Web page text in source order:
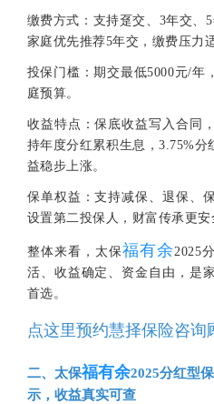
缴费方式：支持趸交、3年交、
家庭优先推荐5年交，缴费压力
投保门槛：期交最低5000元/年
庭预算。
收益特点：保底收益写入合同
持年度分红累积生息，3.75%
益稳步上涨。
保单权益：支持减保、退保、
设置第二投保人，财富传承更安
整体来看，太保福有余2025
活、收益确定、资金自由，是
首选。
点这里预约慧择保险咨询
二、太保福有余2025分红型
示，收益真实可查